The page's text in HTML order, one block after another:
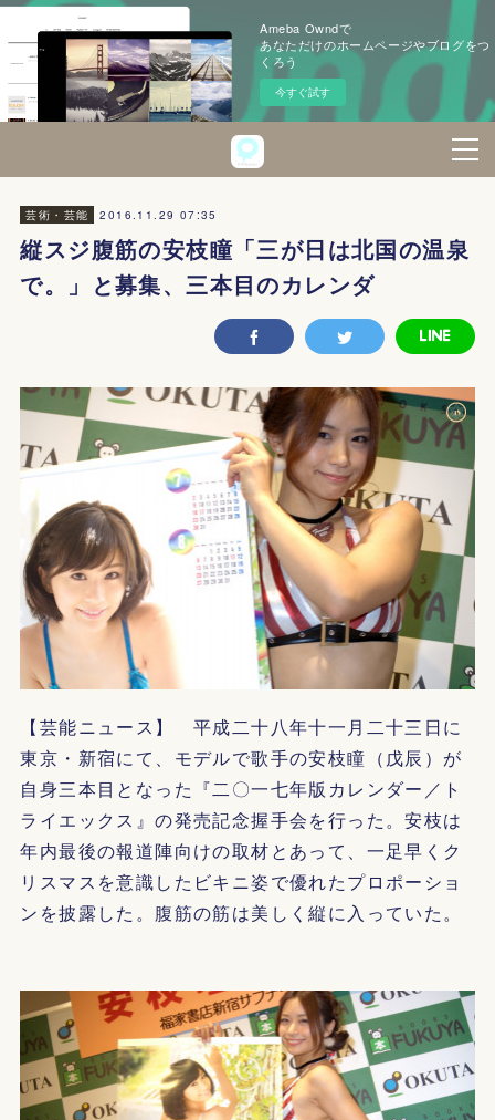
Ameba Owndで
あなただけのホームページやブログをつ
くろう
今すぐ試す
芸術・芸能 2016.11.29 07:35
縦スジ腹筋の安枝瞳「三が日は北国の温泉
で。」と募集、三本目のカレンダ
【芸能ニュース】 平成二十八年十一月二十三日に
東京・新宿にて、モデルで歌手の安枝瞳（戊辰）が
自身三本目となった『二〇一七年版カレンダー／ト
ライエックス』の発売記念握手会を行った。安枝は
年内最後の報道陣向けの取材とあって、一足早くク
リスマスを意識したビキニ姿で優れたプロポーショ
ンを披露した。腹筋の筋は美しく縦に入っていた。